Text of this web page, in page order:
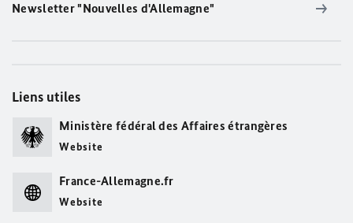
Newsletter "Nouvelles d'Allemagne"
Liens utiles
Ministère fédéral des Affaires étrangères
Website
France-Allemagne.fr
Website